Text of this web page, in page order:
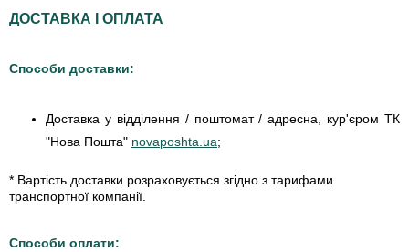
ДОСТАВКА І ОПЛАТА
Способи доставки:
Доставка у відділення / поштомат / адресна, кур'єром ТК
"Нова Пошта" novaposhta.ua;
* Вартість доставки розраховується згідно з тарифами
транспортної компанії.
Способи оплати: